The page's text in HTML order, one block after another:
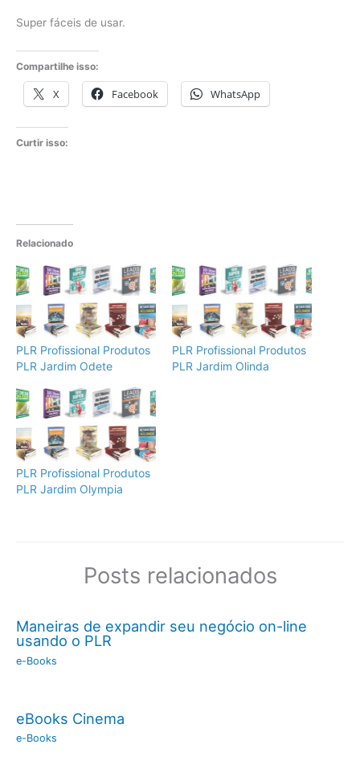
Super fáceis de usar.
Compartilhe isso:
X Facebook WhatsApp
Curtir isso:
Relacionado
PLR Profissional Produtos
PLR Jardim Odete
PLR Profissional Produtos
PLR Jardim Olinda
PLR Profissional Produtos
PLR Jardim Olympia
Posts relacionados
Maneiras de expandir seu negócio on-line
usando o PLR
e-Books
eBooks Cinema
e-Books